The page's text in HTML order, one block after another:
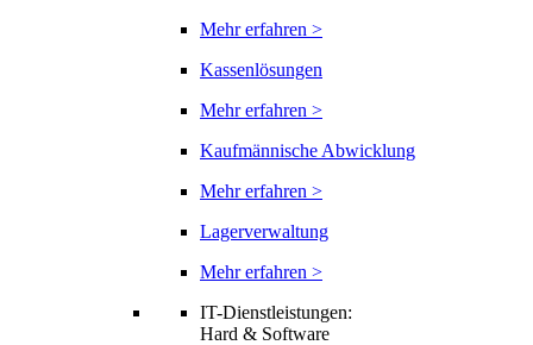
Mehr erfahren >
Kassenlösungen
Mehr erfahren >
Kaufmännische Abwicklung
Mehr erfahren >
Lagerverwaltung
Mehr erfahren >
IT-Dienstleistungen:
Hard & Software